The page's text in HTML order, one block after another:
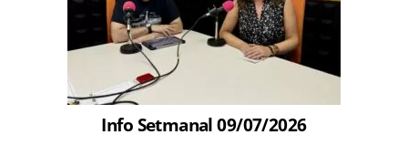
Info Setmanal 09/07/2026